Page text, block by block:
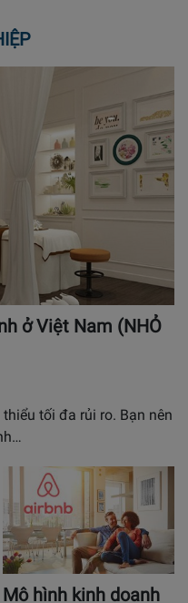
ở Việt Nam (NHỎ
tối đa rủi ro. Bạn nên
Mô hình kinh doanh